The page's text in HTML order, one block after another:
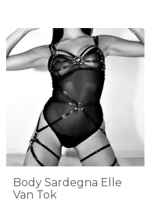
Body Sardegna Elle
Van Tok